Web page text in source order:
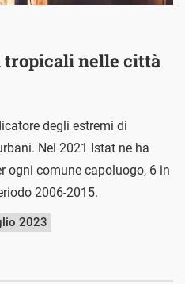
tropicali nelle città
degli estremi di
Nel 2021 Istat ne ha
ogni comune capoluogo, 6 in
2006-2015.
2023